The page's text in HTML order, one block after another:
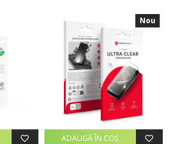
Nou
ADAUGĂ ÎN COŞ